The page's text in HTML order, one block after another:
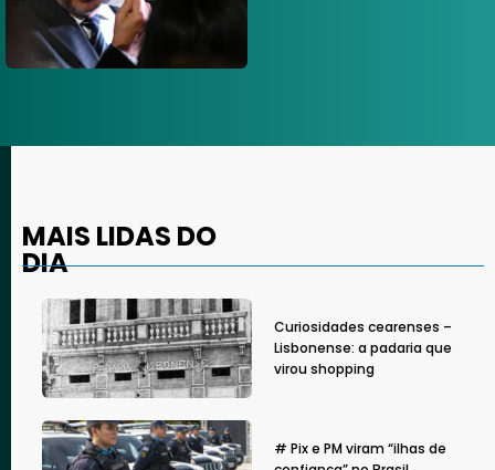
MAIS LIDAS DO
DIA
Curiosidades cearenses –
Lisbonense: a padaria que
virou shopping
# Pix e PM viram “ilhas de